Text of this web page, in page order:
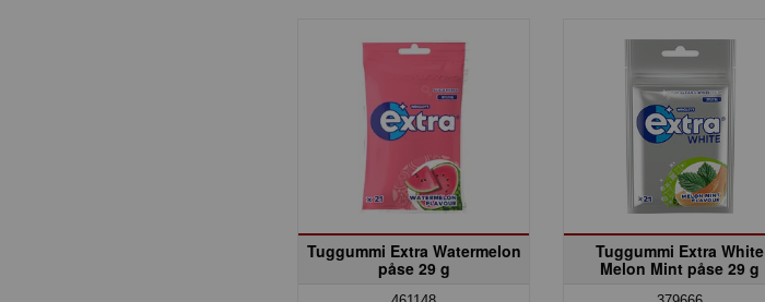
Tuggummi Extra Watermelon
påse 29 g
Tuggummi Extra White
Melon Mint påse 29 g